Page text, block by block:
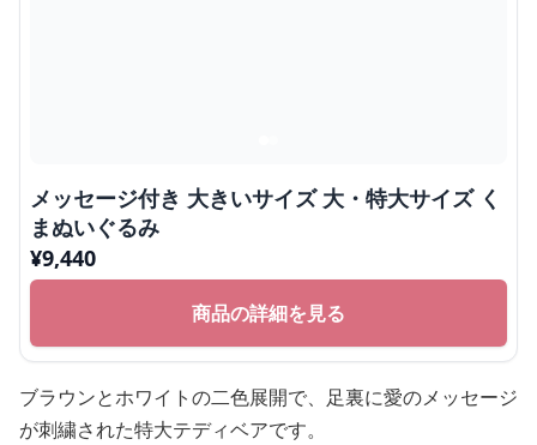
メッセージ付き 大きいサイズ 大・特大サイズ く
まぬいぐるみ
¥9,440
商品の詳細を見る
ブラウンとホワイトの二色展開で、足裏に愛のメッセージ
が刺繍された特大テディベアです。